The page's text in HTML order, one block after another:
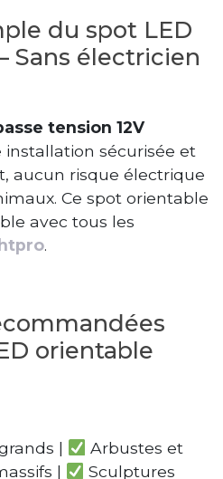
du spot LED
Sans électricien
tension 12V
sécurisée et
aucun risque électrique
Ce spot orientable
avec tous les
.
orientable
|
Arbustes et
|
Sculptures